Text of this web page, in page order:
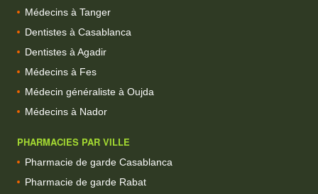
Médecins à Tanger
Dentistes à Casablanca
Dentistes à Agadir
Médecins à Fes
Médecin généraliste à Oujda
Médecins à Nador
PHARMACIES PAR VILLE
Pharmacie de garde Casablanca
Pharmacie de garde Rabat